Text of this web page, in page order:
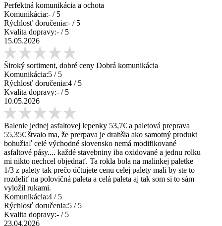
Perfektná komunikácia a ochota
Komunikácia:- / 5
Rýchlosť doručenia:- / 5
Kvalita dopravy:- / 5
15.05.2026
Široký sortiment, dobré ceny Dobrá komunikácia
Komunikácia:5 / 5
Rýchlosť doručenia:4 / 5
Kvalita dopravy:- / 5
10.05.2026
Balenie jednej asfaltovej lepenky 53,7€ a paletová preprava
55,35€ štvalo ma, že prerpava je drahšia ako samotný produkt
bohužiaľ celé východné slovensko nemá modifikované
asfaltové pásy.... každé stavebniny iba oxidované a jednu rolku
mi nikto nechcel objednať. Ta rokla bola na malinkej paletke
1/3 z palety tak prečo účtujete cenu celej palety mali by ste to
rozdeliť na polovičná paleta a celá paleta aj tak som si to sám
vyložil rukami.
Komunikácia:4 / 5
Rýchlosť doručenia:5 / 5
Kvalita dopravy:- / 5
23.04.2026